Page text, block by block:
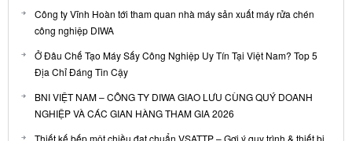
Công ty Vĩnh Hoàn tới tham quan nhà máy sản xuất máy rửa chén
công nghiệp DIWA
Ở Đâu Chế Tạo Máy Sấy Công Nghiệp Uy Tín Tại Việt Nam? Top 5
Địa Chỉ Đáng Tin Cậy
BNI VIỆT NAM – CÔNG TY DIWA GIAO LƯU CÙNG QUÝ DOANH
NGHIỆP VÀ CÁC GIAN HÀNG THAM GIA 2026
Thiết kế bếp một chiều đạt chuẩn VSATTP – Gợi ý quy trình & thiết bị